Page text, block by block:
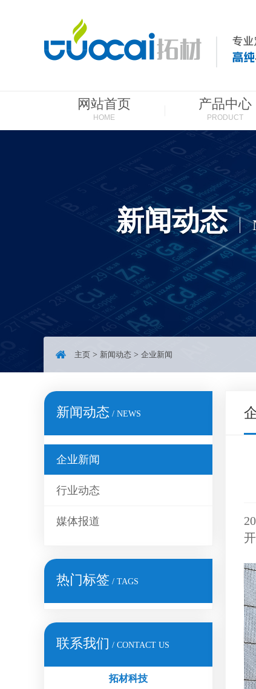
网站首页
HOME
产品中心
PRODUCT
新闻动态
主页 > 新闻动态 > 企业新闻
新闻动态 / NEWS
企业新闻
行业动态
媒体报道
热门标签 / TAGS
联系我们 / CONTACT US
拓材科技